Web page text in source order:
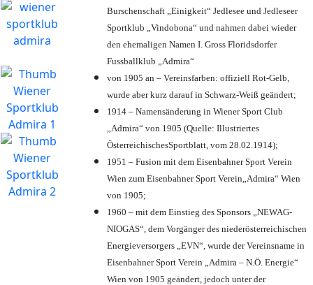
Burschenschaft „Einigkeit“ Jedlesee und Jedleseer
Sportklub „Vindobona“ und nahmen dabei wieder
den ehemaligen Namen I. Gross Floridsdorfer
Fussballklub „Admira“
von 1905 an – Vereinsfarben: offiziell Rot-Gelb,
wurde aber kurz darauf in Schwarz-Weiß geändert;
1914 – Namensänderung in Wiener Sport Club
„Admira“ von 1905 (Quelle: Illustriertes
ÖsterreichischesSportblatt, vom 28.02.1914);
1951 – Fusion mit dem Eisenbahner Sport Verein
Wien zum Eisenbahner Sport Verein„Admira“ Wien
von 1905;
1960 – mit dem Einstieg des Sponsors „NEWAG-
NIOGAS“, dem Vorgänger des niederösterreichischen
Energieversorgers „EVN“, wurde der Vereinsname in
Eisenbahner Sport Verein „Admira – N.Ö. Energie“
Wien von 1905 geändert, jedoch unter der